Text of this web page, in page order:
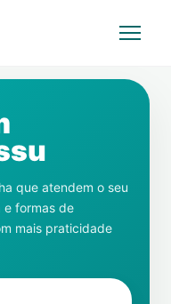
que atendem o seu
e formas de
mais praticidade